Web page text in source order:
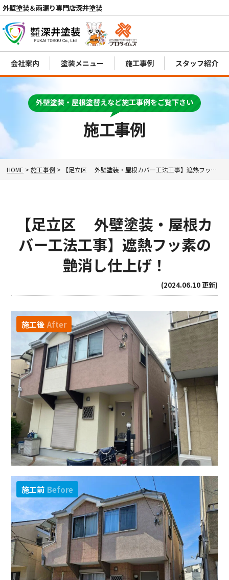
外壁塗装＆雨漏り専門店深井塗装
MENU
会社案内 塗装メニュー 施工事例 スタッフ紹介
施工事例
外壁塗装・屋根塗替えなど施工事例をご覧下さい
HOME >施工事例 > 【足立区 外壁塗装・屋根カバー工法工事】遮熱フッ素の艶消し仕上げ！
【足立区 外壁塗装・屋根カ
バー工法工事】遮熱フッ素の
艶消し仕上げ！
(2024.06.10 更新)
施工後 After
施工前 Before